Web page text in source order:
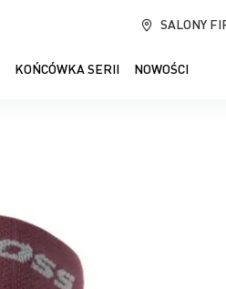
SALONY
KOŃCÓWKA SERII NOWOŚCI